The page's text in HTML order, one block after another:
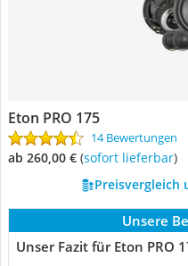
Eton PRO 175
14 Bewertungen
ab 260,00 € ( Sofort lieferbar)
Preisvergleich
Unsere
Unser Fazit für Eton PRO